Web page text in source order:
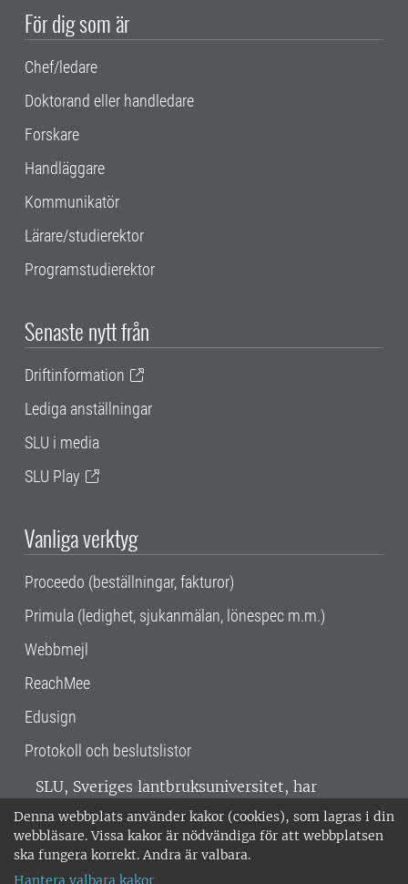
Denna webbplats använder kakor (cookies), som lagras i din
webbläsare. Vissa kakor är nödvändiga för att webbplatsen
ska fungera korrekt. Andra är valbara.
Hantera valbara kakor
För dig som är
Chef/ledare
Doktorand eller handledare
Forskare
Handläggare
Kommunikatör
Lärare/studierektor
Programstudierektor
Senaste nytt från
Driftinformation
Lediga anställningar
SLU i media
SLU Play
Vanliga verktyg
Proceedo (beställningar, fakturor)
Primula (ledighet, sjukanmälan, lönespec m.m.)
Webbmejl
ReachMee
Edusign
Protokoll och beslutslistor
SLU, Sveriges lantbruksuniversitet, har
verksamhet över hela Sverige. Huvudorter är
Alnarp, Uppsala och Umeå.SLU är
miljöcertifierat enligt ISO 14001. •
018-67 10 00 • Org nr: 202100-2817 •